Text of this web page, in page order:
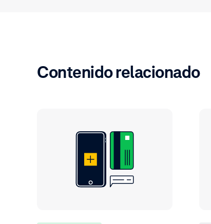
Contenido relacionado